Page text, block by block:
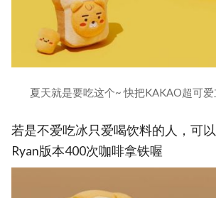
夏天就是要吃这个~ 快把KAKAO超可爱
若是不爱吃冰只爱喝饮料的人，可
Ryan版本400次咖啡拿铁喔